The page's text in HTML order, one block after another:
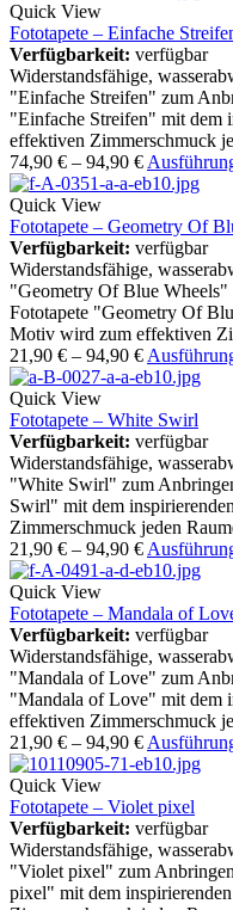
Quick View
Fototapete – Einfache
Verfügbarkeit: verfügbar
Widerstandsfähige,
"Einfache Streifen" zum
"Einfache Streifen" mit dem
effektiven Zimmerschmuck
74,90 € – 94,90 €
Quick View
Fototapete – Geometry Of
Verfügbarkeit: verfügbar
Widerstandsfähige,
"Geometry Of Blue Wheels"
Fototapete "Geometry Of
Motiv wird zum effektiven
21,90 € – 94,90 €
Quick View
Fototapete – White Swirl
Verfügbarkeit: verfügbar
Widerstandsfähige,
"White Swirl" zum
Swirl" mit dem
Zimmerschmuck jeden
21,90 € – 94,90 €
Quick View
Fototapete – Mandala of
Verfügbarkeit: verfügbar
Widerstandsfähige,
"Mandala of Love" zum
"Mandala of Love" mit dem
effektiven Zimmerschmuck
21,90 € – 94,90 €
Quick View
Fototapete – Violet pixel
Verfügbarkeit: verfügbar
Widerstandsfähige,
"Violet pixel" zum
pixel" mit dem